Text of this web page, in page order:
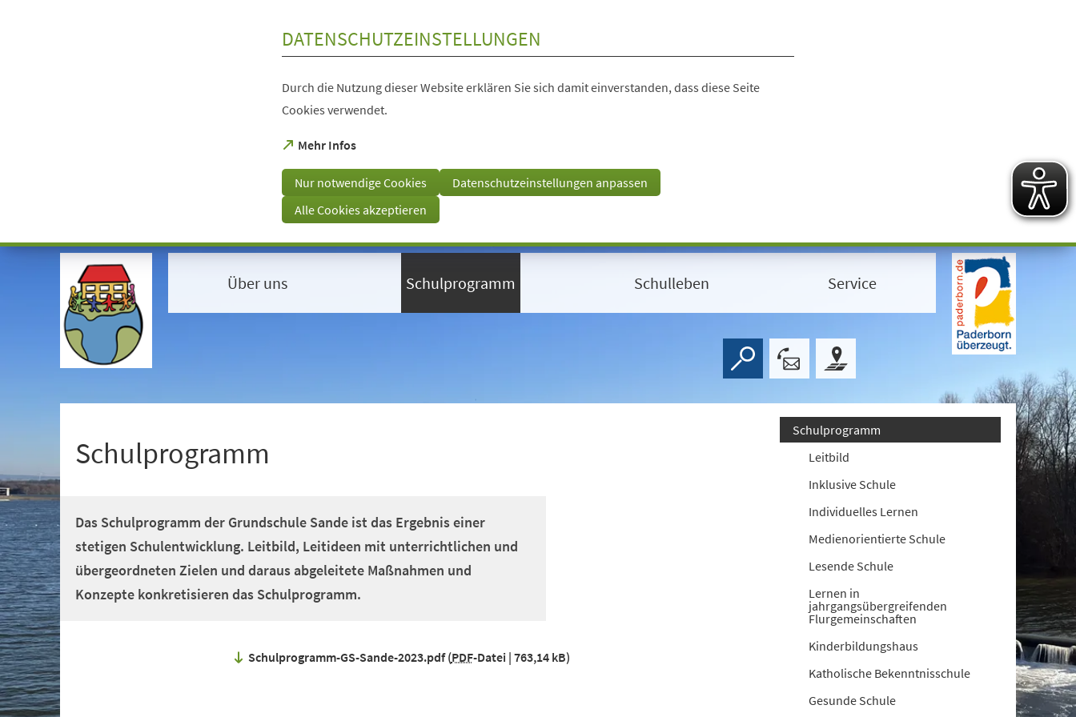
Visuelle
Assistenzsoftware
DATENSCHUTZEINSTELLUNGEN
Durch die Nutzung dieser Website erklären Sie sich damit einverstanden, dass diese Seite
Cookies verwendet.
Mehr Infos
(Öffnet
einem
neuen
Tab)
Nur notwendige Cookies
Datenschutzeinstellungen anpassen
Alle Cookies akzeptieren
Über uns Schulprogramm Schulleben Service
Schulprogramm
Das Schulprogramm der Grundschule Sande ist das Ergebnis einer
stetigen Schulentwicklung. Leitbild, Leitideen mit unterrichtlichen und
übergeordneten Zielen und daraus abgeleitete Maßnahmen und
Konzepte konkretisieren das Schulprogramm.
Schulprogramm-GS-Sande-2023.pdf PDF-Datei 763,14 kB
Schulprogramm
Leitbild
Inklusive Schule
Individuelles Lernen
Medienorientierte Schule
Lesende Schule
Lernen in
jahrgangsübergreifenden
Flurgemeinschaften
Kinderbildungshaus
Katholische Bekenntnisschule
Gesunde Schule